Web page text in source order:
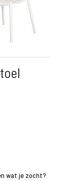
wat je zocht?